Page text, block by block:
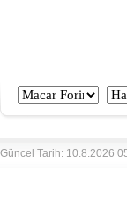
Güncel Tarih: 10.8.2026